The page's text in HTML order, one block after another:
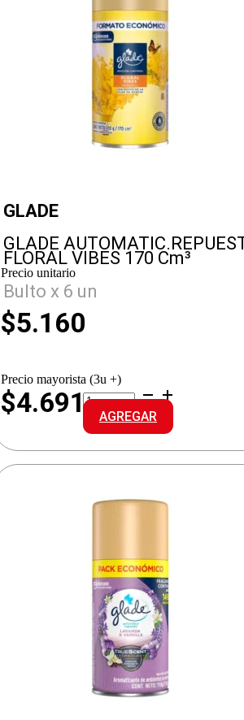
GLADE
GLADE
FLORAL VIBES 170 Cm³
Bulto x 6 un
Precio unitario
$5.160
Precio mayorista (3u +)
$4.691GLADE
AUTOMATIC.REPUESTO
FLORAL
VIBES
cantidad
AGREGAR